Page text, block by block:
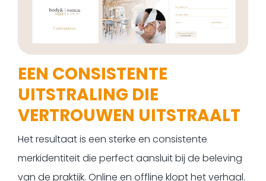
EEN CONSISTENTE
UITSTRALING DIE
VERTROUWEN UITSTRAALT
Het resultaat is een sterke en consistente
merkidentiteit die perfect aansluit bij de beleving
van de praktijk. Online en offline klopt het verhaal.